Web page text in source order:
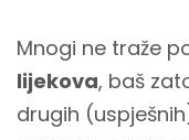
Mnogi ne traže
lijekova, baš
drugih